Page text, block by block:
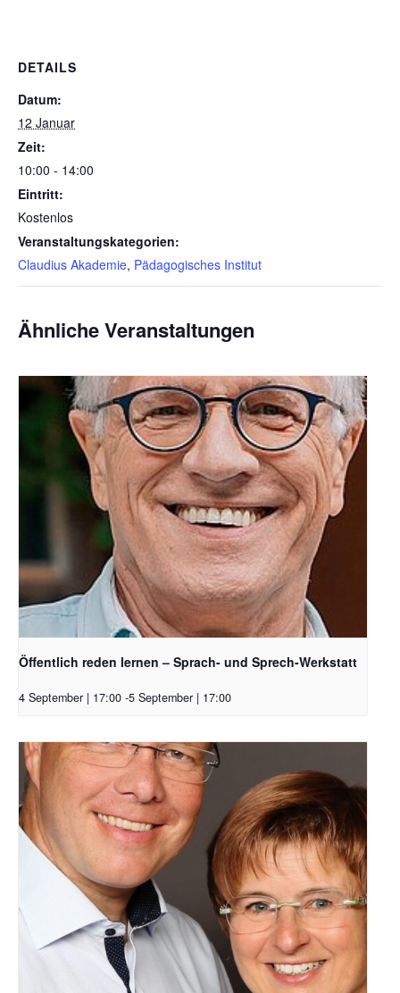
DETAILS
Datum:
12 Januar
Zeit:
10:00 - 14:00
Eintritt:
Kostenlos
Veranstaltungskategorien:
Claudius Akademie, Pädagogisches Institut
Ähnliche Veranstaltungen
Öffentlich reden lernen – Sprach- und Sprech-Werkstatt
4 September | 17:00 -5 September | 17:00